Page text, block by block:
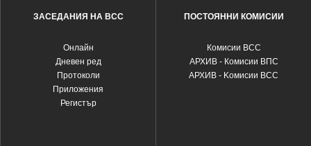
ЗАСЕДАНИЯ НА ВСС
Oнлайн
Дневен ред
Протоколи
Приложения
Регистър
ПОСТОЯННИ КОМИСИИ
Комисии ВСС
АРХИВ - Комисии ВПС
АРХИВ - Kомисии ВСС